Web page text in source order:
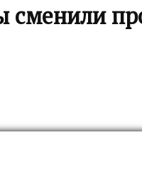
сменили